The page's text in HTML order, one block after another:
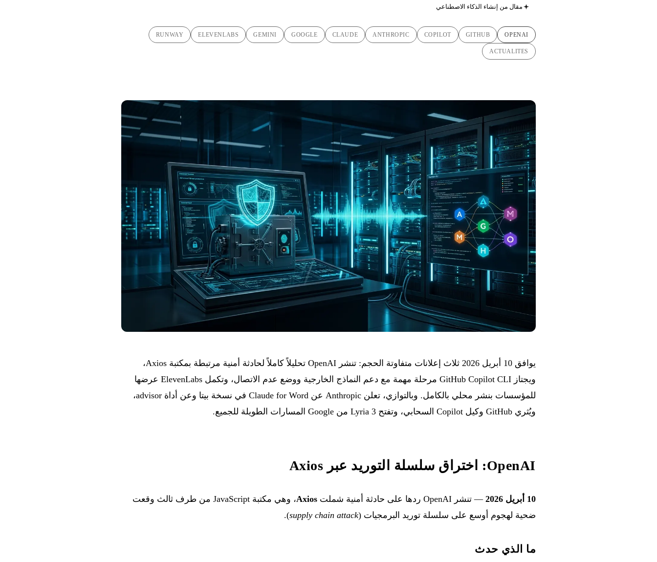
مقال من إنشاء الذكاء الاصطناعي
OPENAI
GITHUB
COPILOT
ANTHROPIC
CLAUDE
GOOGLE
GEMINI
ELEVENLABS
RUNWAY
ACTUALITES
يوافق 10 أبريل 2026 ثلاث إعلانات متفاوتة الحجم: تنشر OpenAI تحليلاً كاملاً لحادثة أمنية مرتبطة بمكتبة Axios،
ويجتاز GitHub Copilot CLI مرحلة مهمة مع دعم النماذج الخارجية ووضع عدم الاتصال، وتكمل ElevenLabs عرضها
للمؤسسات بنشر محلي بالكامل. وبالتوازي، تعلن Anthropic عن Claude for Word في نسخة بيتا وعن أداة advisor،
ويُثري GitHub وكيل Copilot السحابي، وتفتح Lyria 3 من Google المسارات الطويلة للجميع.
OpenAI: اختراق سلسلة التوريد عبر Axios
10 أبريل 2026 — تنشر OpenAI ردها على حادثة أمنية شملت Axios
، وهي مكتبة JavaScript من طرف ثالث وقعت
ضحية لهجوم أوسع على سلسلة توريد البرمجيات (supply chain attack
).
ما الذي حدث